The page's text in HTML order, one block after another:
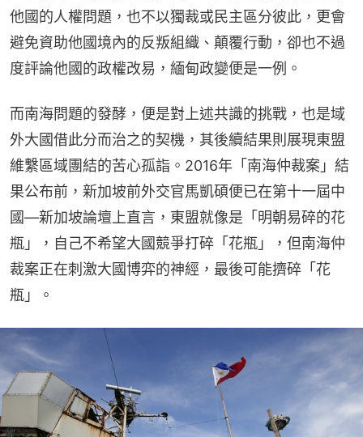
他國的人權問題，也不以獨裁或民主區分彼此，更會
避免資助他國境內的反叛組織、顛覆行動，卻也不過
度評論他國的政權改易，緬甸政變便是一例。
而南海問題的發酵，便是對上述共識的挑戰，也是域
外大國借此分而治之的契機，其後續結果則展現東盟
維繫區域團結的苦心孤詣。2016年「南海仲裁案」結
果公布前，新加坡前外交官馬凱碩便已在第十一屆中
國—新加坡論壇上直言，東盟就像是「明朝易碎的花
瓶」，自己不希望大國競爭打碎「花瓶」，但南海仲
裁案正在刺激大國博弈的神經，最後可能擠碎「花
瓶」。